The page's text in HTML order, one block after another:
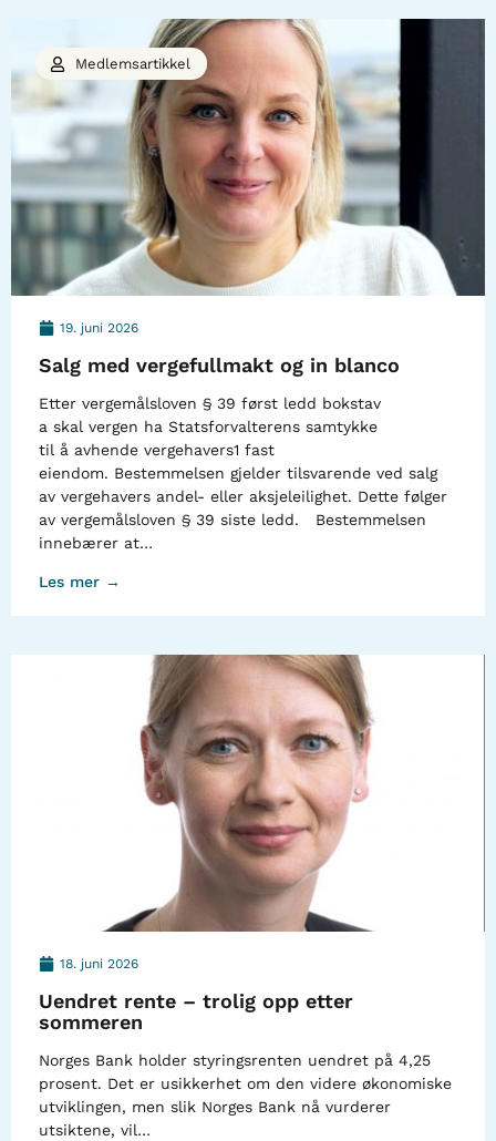
19. juni 2026
Salg med vergefullmakt og in blanco
Etter vergemålsloven § 39 først ledd bokstav
a skal vergen ha Statsforvalterens samtykke
til å avhende vergehavers1 fast
eiendom. Bestemmelsen gjelder tilsvarende ved salg
av vergehavers andel- eller aksjeleilighet. Dette følger
av vergemålsloven § 39 siste ledd. Bestemmelsen
innebærer at…
Les mer →
Medlemsartikkel
18. juni 2026
Uendret rente – trolig opp etter
sommeren
Norges Bank holder styringsrenten uendret på 4,25
prosent. Det er usikkerhet om den videre økonomiske
utviklingen, men slik Norges Bank nå vurderer
utsiktene, vil…